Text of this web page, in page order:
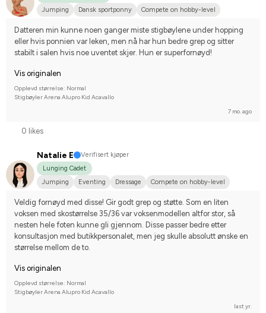
Jumping
Dansk sportponny Compete on hobby-level
Datteren min kunne noen ganger miste stigbøylene under hopping
eller hvis ponnien var leken, men nå har hun bedre grep og sitter
stabilt i salen hvis noe uventet skjer. Hun er superfornøyd!
Vis originalen
Opplevd størrelse: Normal
Stigbøyler Arena Alupro Kid Acavallo
7 mo. ago
0 likes
Natalie E
Verifisert kjøper
Lunging Cadet
Jumping
Eventing Dressage Compete on hobby-level
Veldig fornøyd med disse! Gir godt grep og støtte. Som en liten
voksen med skostørrelse 35/36 var voksenmodellen altfor stor, så
nesten hele foten kunne gli gjennom. Disse passer bedre etter
konsultasjon med butikkpersonalet, men jeg skulle absolutt ønske en
størrelse mellom de to.
Vis originalen
Opplevd størrelse: Normal
Stigbøyler Arena Alupro Kid Acavallo
last yr.